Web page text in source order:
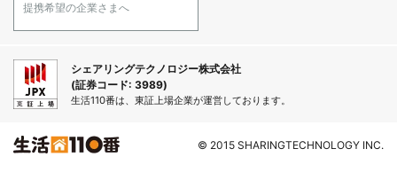
提携希望の企業さまへ
シェアリングテクノロジー株式会社
(証券コード: 3989)
生活110番は、東証上場企業が運営しております。
© 2015 SHARINGTECHNOLOGY INC.